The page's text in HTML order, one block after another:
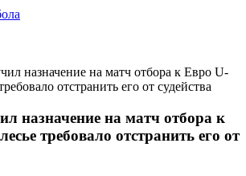
назначение на матч отбора к Евро U-
отстранить его от судейства
назначение на матч отбора к
требовало отстранить его от